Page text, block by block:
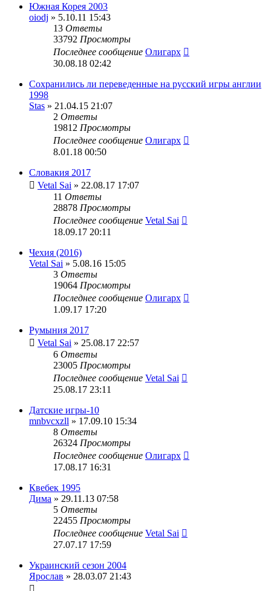
Южная Корея 2003
oiodj » 5.10.11 15:43
13 Ответы
33792 Просмотры
Последнее сообщение Олигарх
30.08.18 02:42
Сохранились ли переведенные на русский игры англии
1998
Stas » 21.04.15 21:07
2 Ответы
19812 Просмотры
Последнее сообщение Олигарх
8.01.18 00:50
Словакия 2017
Vetal Sai » 22.08.17 17:07
11 Ответы
28878 Просмотры
Последнее сообщение Vetal Sai
18.09.17 20:11
Чехия (2016)
Vetal Sai » 5.08.16 15:05
3 Ответы
19064 Просмотры
Последнее сообщение Олигарх
1.09.17 17:20
Румыния 2017
Vetal Sai » 25.08.17 22:57
6 Ответы
23005 Просмотры
Последнее сообщение Vetal Sai
25.08.17 23:11
Датские игры-10
mnbvcxzll » 17.09.10 15:34
8 Ответы
26324 Просмотры
Последнее сообщение Олигарх
17.08.17 16:31
Квебек 1995
Дима » 29.11.13 07:58
5 Ответы
22455 Просмотры
Последнее сообщение Vetal Sai
27.07.17 17:59
Украинский сезон 2004
Ярослав » 28.03.07 21:43